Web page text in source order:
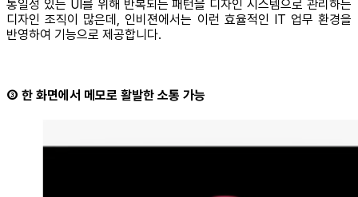
통일성 있는 UI를 위해 반복되는 패턴을 디자인 시스템으로 관리하는
디자인 조직이 많은데, 인비젼에서는 이런 효율적인 IT 업무 환경을
반영하여 기능으로 제공합니다.
③ 한 화면에서 메모로 활발한 소통 가능